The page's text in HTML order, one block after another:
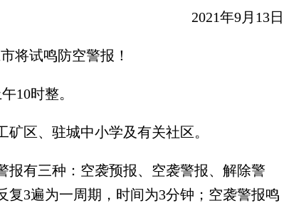
2021年9月13日
将试鸣防空警报！
10时整。
区、驻城中小学及有关社区。
有三种：空袭预报、空袭警报、解除警
复3遍为一周期，时间为3分钟；空袭警报鸣